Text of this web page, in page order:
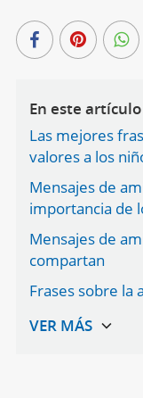
En este artículo
Las mejores
valores a los
Mensajes de
importancia de
Mensajes de
compartan
Frases sobre la